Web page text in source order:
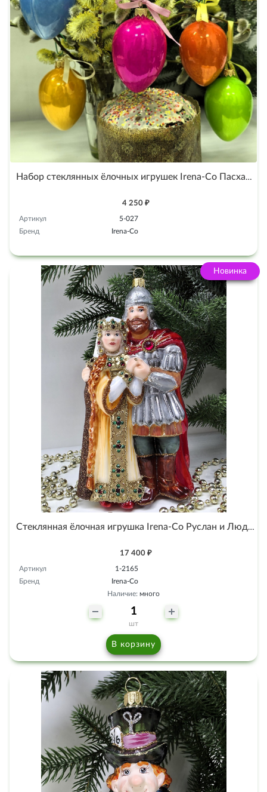
Набор стеклянных ёлочных игрушек Irena-Co Пасхальные яйца
4 250 ₽
Артикул
5-027
Бренд
Irena-Co
Новинка
Стеклянная ёлочная игрушка Irena-Co Руслан и Людмила
17 400 ₽
Артикул
1-2165
Бренд
Irena-Co
Наличие: много
шт
В корзину